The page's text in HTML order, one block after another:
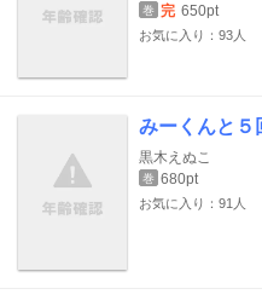
巻 完 650pt
お気に入り：93人
みーくんと５
黒木えぬこ
巻 680pt
お気に入り：91人